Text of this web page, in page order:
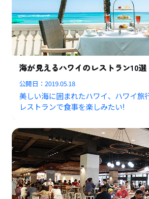
海が見えるハワイのレストラン10選
公開日：2019.05.18
美しい海に囲まれたハワイ、ハワイ旅
レストランで食事を楽しみたい!